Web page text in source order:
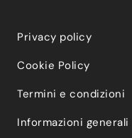
Privacy policy
Cookie Policy
Termini e condizioni
Informazioni generali